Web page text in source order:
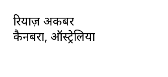
रियाज़ अकबर
कैनबरा, ऑस्ट्रेलिया